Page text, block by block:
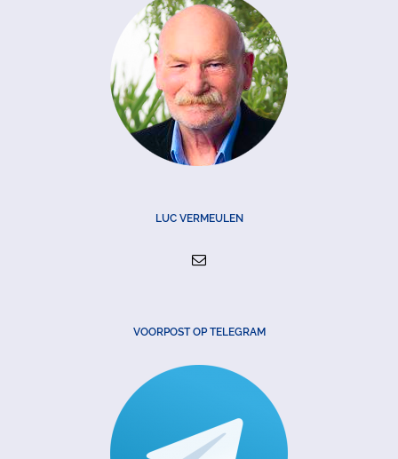
LUC VERMEULEN
VOORPOST OP TELEGRAM